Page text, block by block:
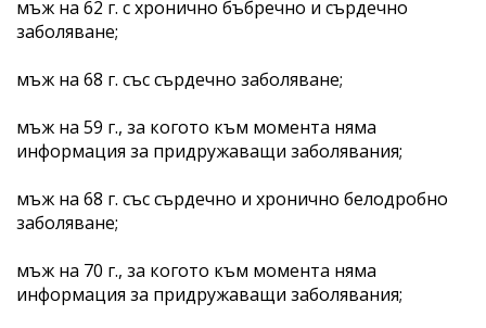
мъж на 62 г. с хронично бъбречно и сърдечно
заболяване;
мъж на 68 г. със сърдечно заболяване;
мъж на 59 г., за когото към момента няма
информация за придружаващи заболявания;
мъж на 68 г. със сърдечно и хронично белодробно
заболяване;
мъж на 70 г., за когото към момента няма
информация за придружаващи заболявания;